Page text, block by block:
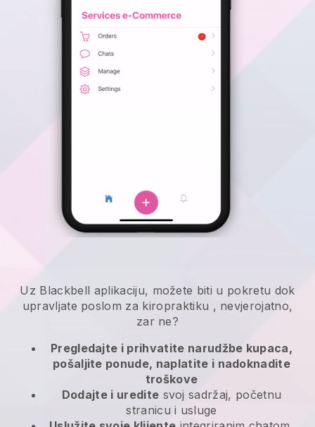
Uz Blackbell aplikaciju, možete biti u pokretu dok
upravljate poslom za kiropraktiku , nevjerojatno,
zar ne?
Pregledajte i prihvatite narudžbe kupaca,
pošaljite ponude, naplatite i nadoknadite
troškove
Dodajte i uredite svoj sadržaj, početnu
stranicu i usluge